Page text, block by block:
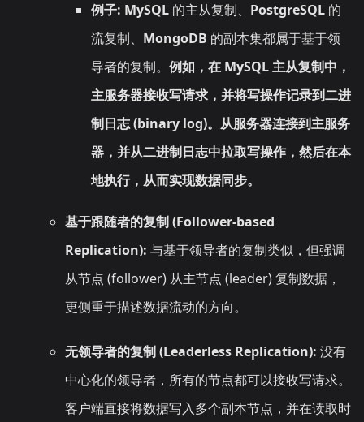
例子: MySQL 的主从复制、 PostgreSQL 的
流复制、 MongoDB 的副本集都属于基于领
导者的复制。 例如，在 MySQL 主从复制中，
主服务器接收写请求，并将写操作记录到二进
制日志 (binary log)。从服务器连接到主服务
器，并从二进制日志中拉取写操作，然后在本
地执行，从而实现数据同步。
基于跟随者的复制 (Follower-based
Replication): 与基于领导者的复制类似，但强调
从节点 (follower) 从主节点 (leader) 复制数据，
更侧重于描述数据流动的方向。
无领导者的复制 (Leaderless Replication): 没有
中心化的领导者，所有的节点都可以接收写请求。
客户端直接将数据写入多个副本节点，并在读取时